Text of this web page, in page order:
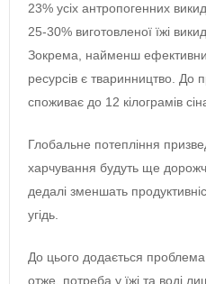
23% усіх антропогенних
25-30% виготовленої їжі
Зокрема, найменш
ресурсів є тваринництво. До
споживає до 12 кілограмів
Глобальне потепління
харчування будуть ще
дедалі зменшать
угідь.
До цього додається
отже, потреба у їжі та воді